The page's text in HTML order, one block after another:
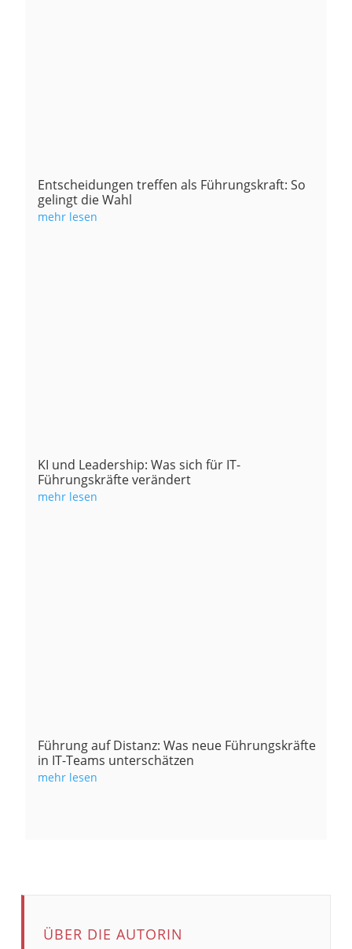
Entscheidungen treffen als Führungskraft: So
gelingt die Wahl
mehr lesen
KI und Leadership: Was sich für IT-
Führungskräfte verändert
mehr lesen
Führung auf Distanz: Was neue Führungskräfte
in IT-Teams unterschätzen
mehr lesen
ÜBER DIE AUTORIN